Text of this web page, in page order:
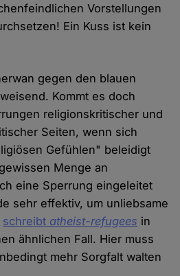
Vorstellungen
Ein Kuss ist kein
gegen den blauen
Kommt es doch
religionskritischer und
Seiten, wenn sich
Gefühlen" beleidigt
Menge an
eine Sperrung eingeleitet
sehr effektiv, um unliebsame
schreibt atheist-refugees in
ähnlichen Fall. Hier muss
mehr Sorgfalt walten